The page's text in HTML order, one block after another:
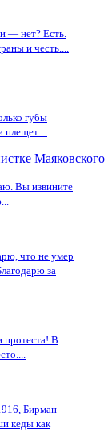
— нет? Есть.
и честь....
губы
плещет....
Маяковского
Вы извините
что не умер
за
протеста! В
Бирман
кеды как